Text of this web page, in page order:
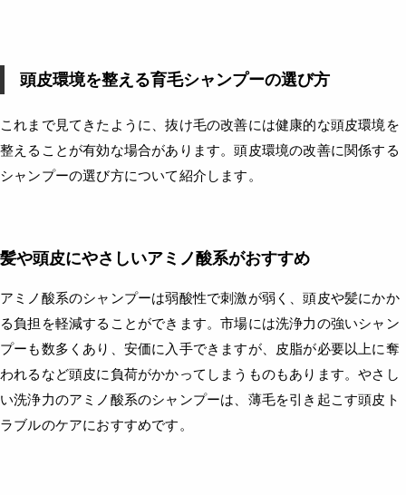
頭皮環境を整える育毛シャンプーの選び方
これまで見てきたように、抜け毛の改善には健康的な頭皮環境を
整えることが有効な場合があります。頭皮環境の改善に関係する
シャンプーの選び方について紹介します。
髪や頭皮にやさしいアミノ酸系がおすすめ
アミノ酸系のシャンプーは弱酸性で刺激が弱く、頭皮や髪にかか
る負担を軽減することができます。市場には洗浄力の強いシャン
プーも数多くあり、安価に入手できますが、皮脂が必要以上に奪
われるなど頭皮に負荷がかかってしまうものもあります。やさし
い洗浄力のアミノ酸系のシャンプーは、薄毛を引き起こす頭皮ト
ラブルのケアにおすすめです。